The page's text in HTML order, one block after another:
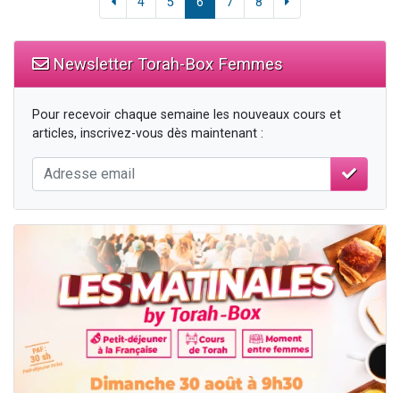
Newsletter Torah-Box Femmes
Pour recevoir chaque semaine les nouveaux cours et
articles, inscrivez-vous dès maintenant :